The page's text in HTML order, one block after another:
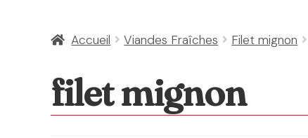
Accueil Viandes Fraîches Filet mignon
filet mignon